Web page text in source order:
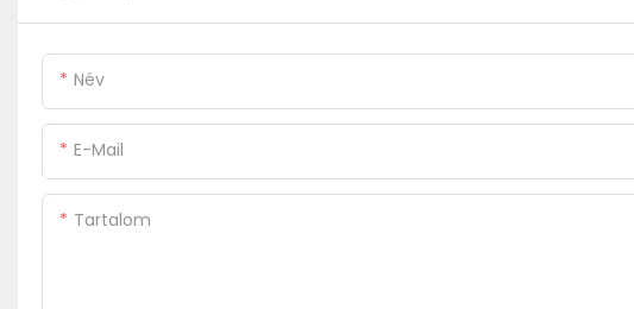
Név
E-Mail
Tartalom